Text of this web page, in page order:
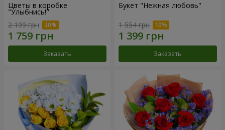
Цветы в коробке
"Улыбнись!"
2 199 грн
Заказать
Букет "Нежная любовь"
1 554 грн
Заказать